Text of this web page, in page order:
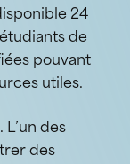
24
de
pouvant
utiles.
des
des